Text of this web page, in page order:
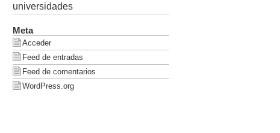
universidades
Meta
Acceder
Feed de entradas
Feed de comentarios
WordPress.org